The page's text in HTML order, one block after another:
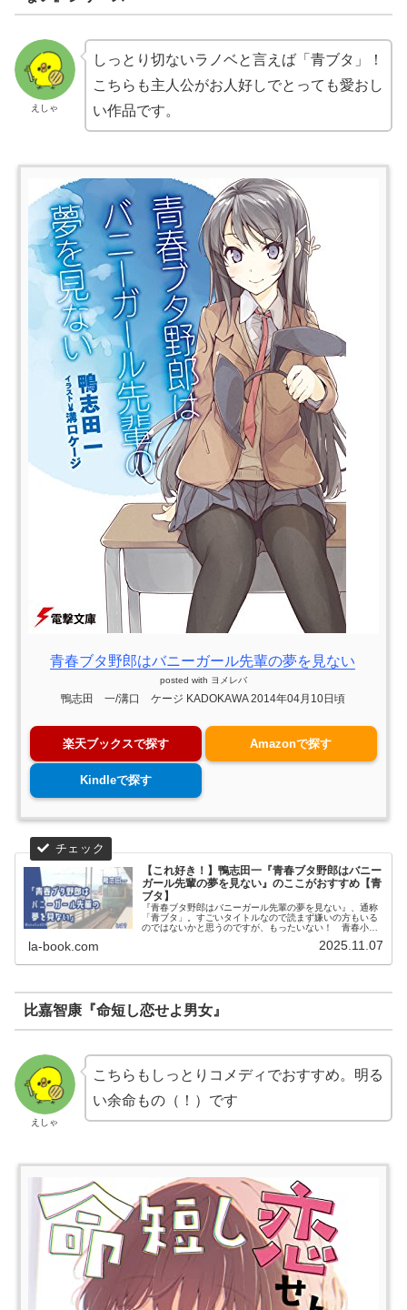
えしゃ
しっとり切ないラノベと言えば「青ブタ」！
こちらも主人公がお人好しでとっても愛おし
い作品です。
青春ブタ野郎はバニーガール先輩の夢を見ない
posted with ヨメレバ
鴨志田 一/溝口 ケージ KADOKAWA 2014年04月10日頃
楽天ブックスで探す Amazonで探す
Kindleで探す
【これ好き！】鴨志田一『青春ブタ野郎はバニー
ガール先輩の夢を見ない』のここがおすすめ【青
ブタ】
『青春ブタ野郎はバニーガール先輩の夢を見ない』、通称
「青ブタ」。すごいタイトルなので読まず嫌いの方もいる
のではないかと思うのですが、もったいない！ 青春小説
ました。記事の最後には「青ブタ」が気に入った方におす
la-book.com 2025.11.07
比嘉智康『命短し恋せよ男女』
えしゃ
こちらもしっとりコメディでおすすめ。明る
い余命もの（！）です